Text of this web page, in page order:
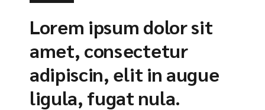
Lorem ipsum dolor sit
amet, consectetur
adipiscin, elit in augue
ligula, fugat nula.